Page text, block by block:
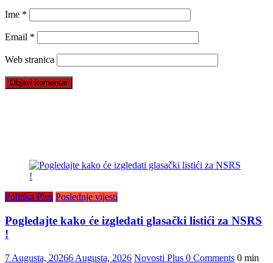
Ime *
Email *
Web stranica
Politika Plus Poslednje vijesti
Pogledajte kako će izgledati glasački listići za NSRS
!
7 Augusta, 20266 Augusta, 2026 Novosti Plus 0 Comments 0 min